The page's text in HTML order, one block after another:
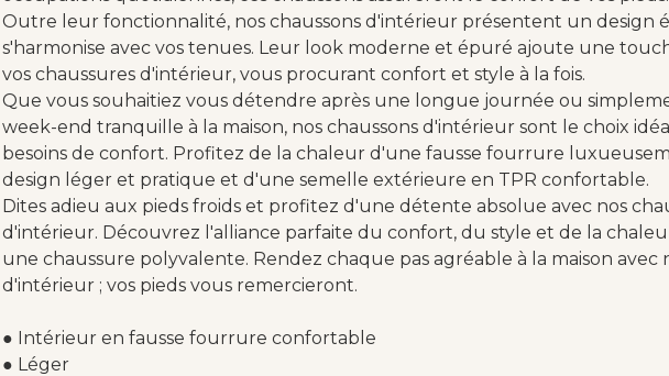
Outre leur fonctionnalité, nos chaussons d'intérieur présentent un design
s'harmonise avec vos tenues. Leur look moderne et épuré ajoute une
vos chaussures d'intérieur, vous procurant confort et style à la fois.
Que vous souhaitiez vous détendre après une longue journée ou
week-end tranquille à la maison, nos chaussons d'intérieur sont le choix
besoins de confort. Profitez de la chaleur d'une fausse fourrure
design léger et pratique et d'une semelle extérieure en TPR confortable.
Dites adieu aux pieds froids et profitez d'une détente absolue avec nos
d'intérieur. Découvrez l'alliance parfaite du confort, du style et de la
une chaussure polyvalente. Rendez chaque pas agréable à la maison avec
d'intérieur ; vos pieds vous remercieront.
● Intérieur en fausse fourrure confortable
● Léger